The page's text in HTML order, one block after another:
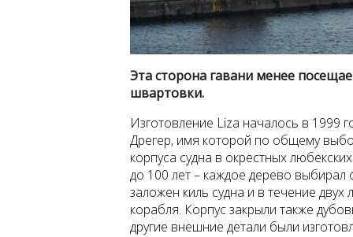
Эта сторона гавани менее
швартовки.
Изготовление Liza началось в 1999
Дрегер, имя которой по общему
корпуса судна в окрестных
до 100 лет – каждое дерево
заложен киль судна и в течение двух
корабля. Корпус закрыли также
другие внешние детали были